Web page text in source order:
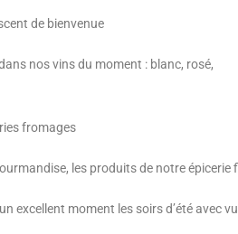
de bienvenue
nos vins du moment : blanc, rosé,
fromages
les produits de notre
excellent moment les soirs d’été avec